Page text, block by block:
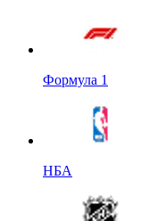
Формула 1
НБА